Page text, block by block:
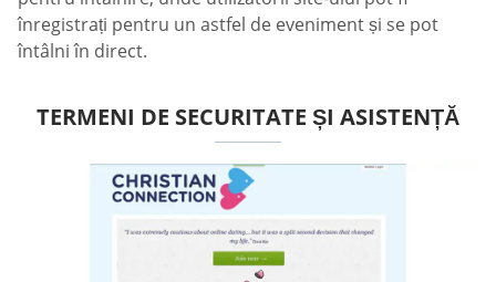
înregistrați pentru un astfel de eveniment și se pot
întâlni în direct.
TERMENI DE SECURITATE ȘI ASISTENȚĂ